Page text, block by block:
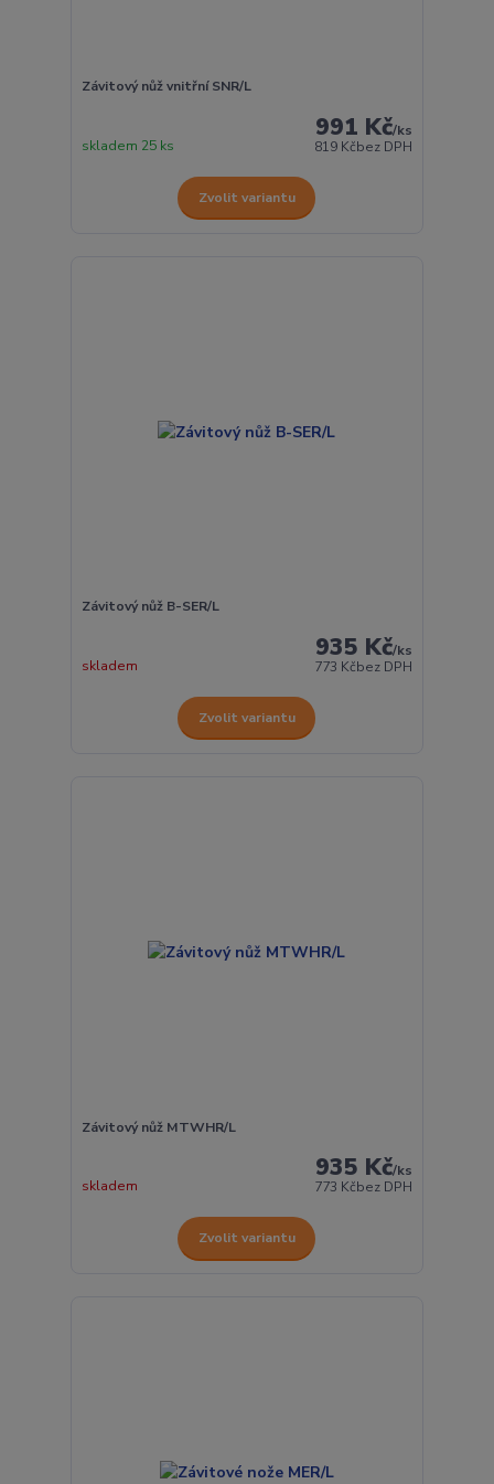
Závitový nůž vnitřní SNR/L
991 Kč/ks
819 Kčbez DPH
skladem 25 ks
Zvolit variantu
Závitový nůž B-SER/L
935 Kč/ks
773 Kčbez DPH
skladem
Zvolit variantu
Závitový nůž MTWHR/L
935 Kč/ks
773 Kčbez DPH
skladem
Zvolit variantu